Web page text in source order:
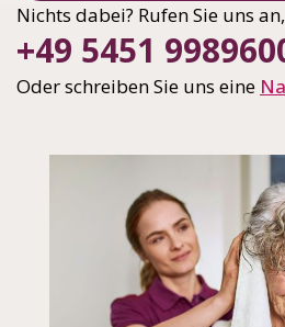
Nichts dabei? Rufen Sie uns
+49 5451
Oder schreiben Sie uns eine